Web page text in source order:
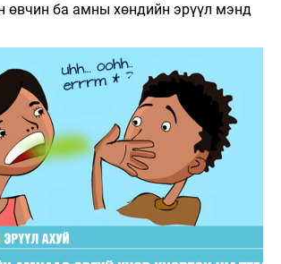
өвчин ба амны хөндийн эрүүл мэнд